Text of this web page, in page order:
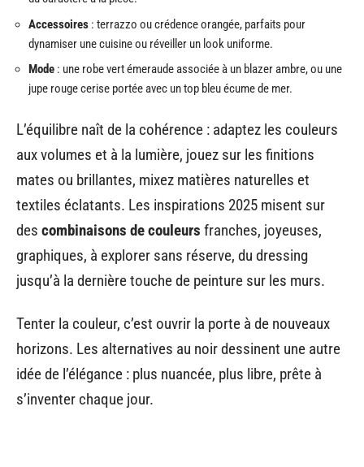
Accessoires : terrazzo ou crédence orangée, parfaits pour
dynamiser une cuisine ou réveiller un look uniforme.
Mode : une robe vert émeraude associée à un blazer ambre, ou une
jupe rouge cerise portée avec un top bleu écume de mer.
L’équilibre naît de la cohérence : adaptez les couleurs
aux volumes et à la lumière, jouez sur les finitions
mates ou brillantes, mixez matières naturelles et
textiles éclatants. Les inspirations 2025 misent sur
des combinaisons de couleurs franches, joyeuses,
graphiques, à explorer sans réserve, du dressing
jusqu’à la dernière touche de peinture sur les murs.
Tenter la couleur, c’est ouvrir la porte à de nouveaux
horizons. Les alternatives au noir dessinent une autre
idée de l’élégance : plus nuancée, plus libre, prête à
s’inventer chaque jour.